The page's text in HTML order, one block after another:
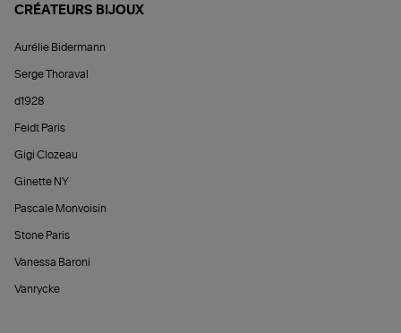
CRÉATEURS BIJOUX
Aurélie Bidermann
Serge Thoraval
d1928
Feidt Paris
Gigi Clozeau
Ginette NY
Pascale Monvoisin
Stone Paris
Vanessa Baroni
Vanrycke